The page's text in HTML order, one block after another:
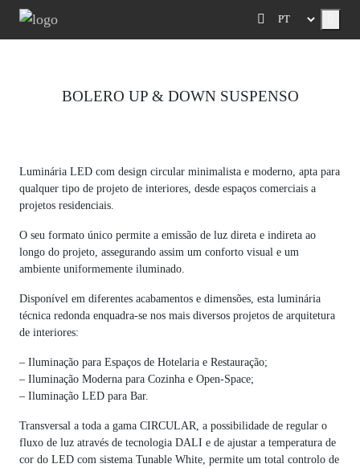
BOLERO UP & DOWN SUSPENSO
Luminária LED com design circular minimalista e moderno, apta para
qualquer tipo de projeto de interiores, desde espaços comerciais a
projetos residenciais.
O seu formato único permite a emissão de luz direta e indireta ao
longo do projeto, assegurando assim um conforto visual e um
ambiente uniformemente iluminado.
Disponível em diferentes acabamentos e dimensões, esta luminária
técnica redonda enquadra-se nos mais diversos projetos de arquitetura
de interiores:
– Iluminação para Espaços de Hotelaria e Restauração;
– Iluminação Moderna para Cozinha e Open-Space;
– Iluminação LED para Bar.
Transversal a toda a gama CIRCULAR, a possibilidade de regular o
fluxo de luz através de tecnologia DALI e de ajustar a temperatura de
cor do LED com sistema Tunable White, permite um total controlo de